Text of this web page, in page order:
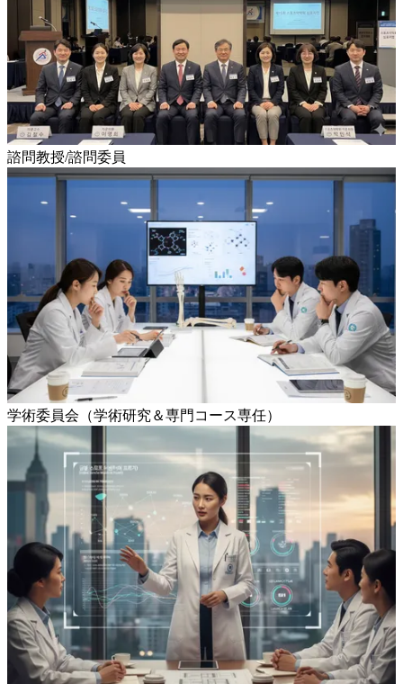
諮問教授/諮問委員
学術委員会（学術研究＆専門コース専任）